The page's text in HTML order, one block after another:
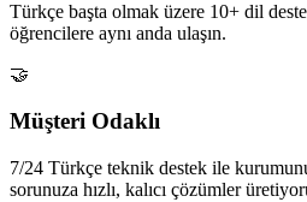
Türkçe başta olmak üzere 10+ dil
öğrencilere aynı anda ulaşın.
🤝
Müşteri Odaklı
7/24 Türkçe teknik destek ile
sorunuza hızlı, kalıcı çözümler